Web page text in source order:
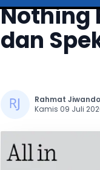
Nothing
dan
Rahmat
Kamis 09 Juli